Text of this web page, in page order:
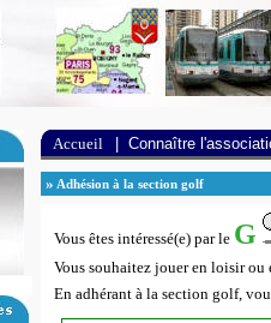
Accueil Connaître
» Adhésion à la section golf
Vous êtes intéressé(e) par le G
Vous souhaitez jouer en loisir
En adhérant à la section golf,